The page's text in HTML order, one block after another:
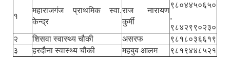
१
महाराजगंज प्राथमिक स्वा.
केन्द्र
राज नारायण
कुर्मी
९८०४४५०६५०
,
९८४२९९०२३०
२
शिसवा स्वास्थ्य चौकी असरफ
९८१८०३६६१९
३
हरदौना स्वास्थ्य चौकी महबुब आलम ९८१९४४८५२१